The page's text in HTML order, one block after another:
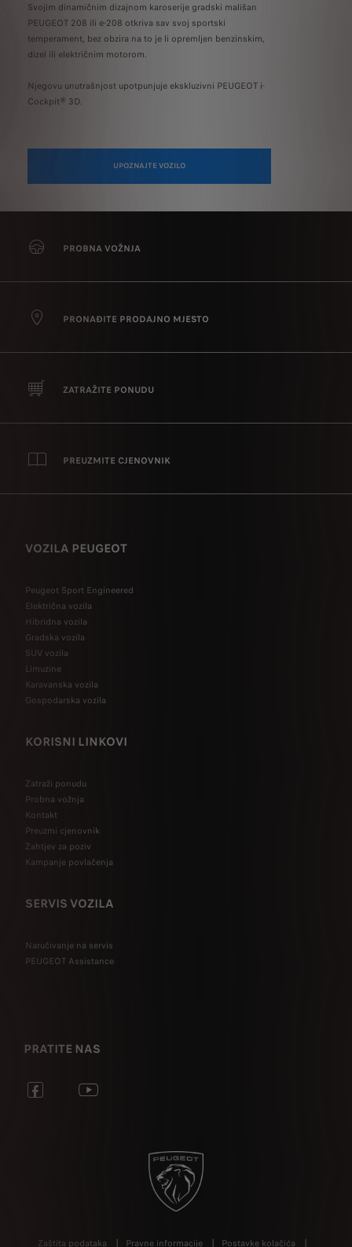
Svojim dinamičnim dizajnom karoserije gradski mališan
PEUGEOT 208 ili e-208 otkriva sav svoj sportski
temperament, bez obzira na to je li opremljen benzinskim,
dizel ili električnim motorom.
Njegovu unutrašnjost upotpunjuje ekskluzivni PEUGEOT i-
Cockpit® 3D.
UPOZNAJTE VOZILO
PROBNA VOŽNJA
PRONAĐITE PRODAJNO MJESTO
ZATRAŽITE PONUDU
PREUZMITE CJENOVNIK
VOZILA PEUGEOT
Peugeot Sport Engineered
Električna vozila
Hibridna vozila
Gradska vozila
SUV vozila
Limuzine
Karavanska vozila
Gospodarska vozila
KORISNI LINKOVI
Zatraži ponudu
Probna vožnja
Kontakt
Preuzmi cjenovnik
Zahtjev za poziv
Kampanje povlačenja
SERVIS VOZILA
Naručivanje na servis
PEUGEOT Assistance
PRATITE NAS
Zaštita podataka Pravne informacije Postavke kolačića